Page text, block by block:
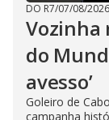
DO R7/07/08/2026
Vozinha
do
avesso’
Goleiro de
campanha